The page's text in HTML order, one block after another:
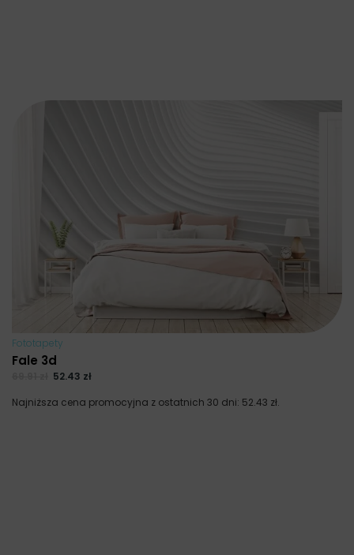
Fototapety
Fale 3d
52.43 zł
Najniższa cena promocyjna z ostatnich 30 dni: 52.43 zł.